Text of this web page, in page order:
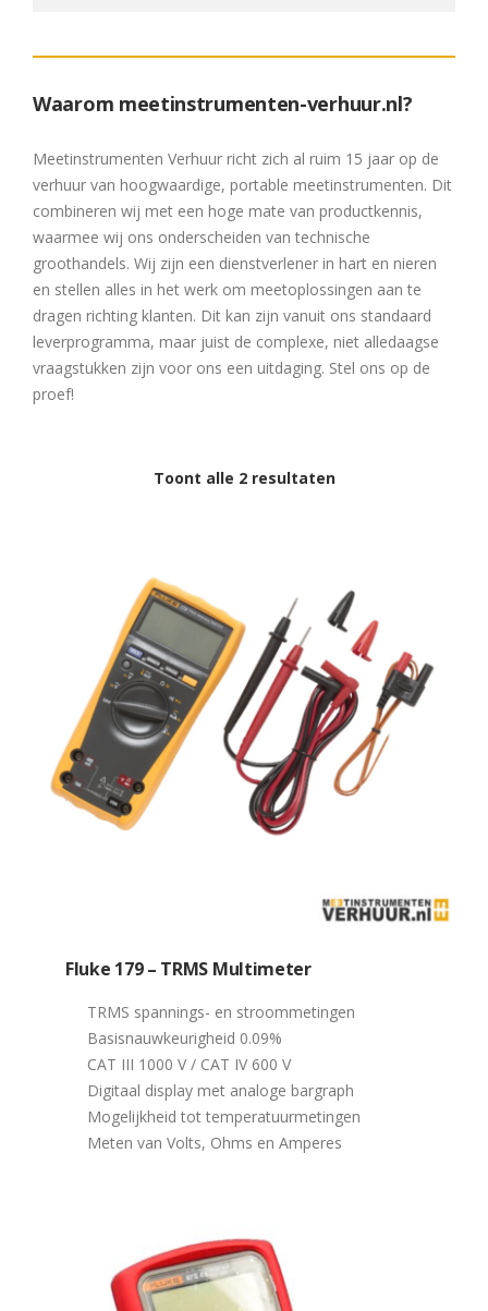
Waarom meetinstrumenten-verhuur.nl?
Meetinstrumenten Verhuur richt zich al ruim 15 jaar op de
verhuur van hoogwaardige, portable meetinstrumenten. Dit
combineren wij met een hoge mate van productkennis,
waarmee wij ons onderscheiden van technische
groothandels. Wij zijn een dienstverlener in hart en nieren
en stellen alles in het werk om meetoplossingen aan te
dragen richting klanten. Dit kan zijn vanuit ons standaard
leverprogramma, maar juist de complexe, niet alledaagse
vraagstukken zijn voor ons een uitdaging. Stel ons op de
proef!
Toont alle 2 resultaten
Fluke 179 – TRMS Multimeter
TRMS spannings- en stroommetingen
Basisnauwkeurigheid 0.09%
CAT III 1000 V / CAT IV 600 V
Digitaal display met analoge bargraph
Mogelijkheid tot temperatuurmetingen
Meten van Volts, Ohms en Amperes